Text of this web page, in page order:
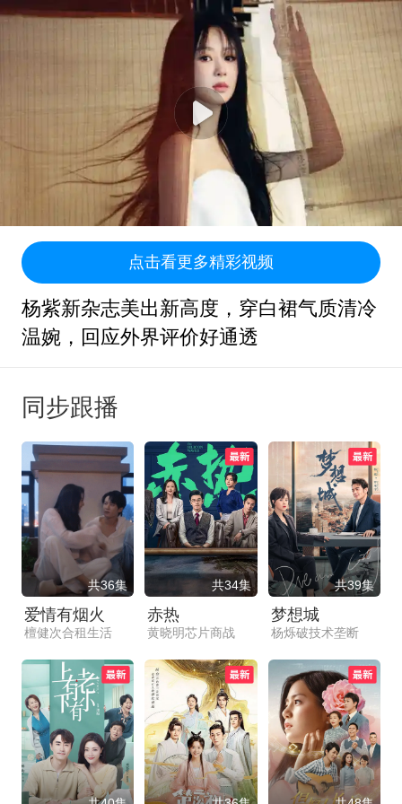
点击看更多精彩视频
杨紫新杂志美出新高度，穿白裙气质清冷
温婉，回应外界评价好通透
同步跟播
共36集
爱情有烟火
檀健次合租生活
共34集
赤热
黄晓明芯片商战
共39集
梦想城
杨烁破技术垄断